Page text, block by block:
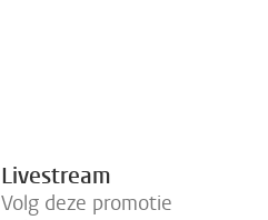
Livestream
Volg deze promotie